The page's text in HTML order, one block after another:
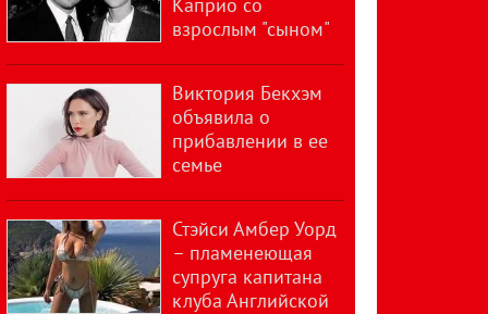
взрослым "сыном"
Виктория Бекхэм
объявила о
прибавлении в ее
семье
Стэйси Амбер Уорд
– пламенеющая
супруга капитана
клуба Английской